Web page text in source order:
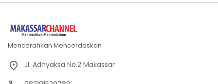
Mencerahkan Mencerdaskan
Jl. Adhyaksa No.2 Makassar